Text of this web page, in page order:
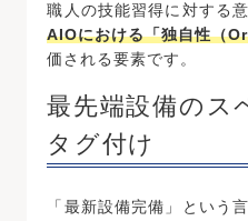
職人の技能習得に対する
AIOにおける「独自性（
価される要素です。
最先端設備のス
タグ付け
「最新設備完備」という